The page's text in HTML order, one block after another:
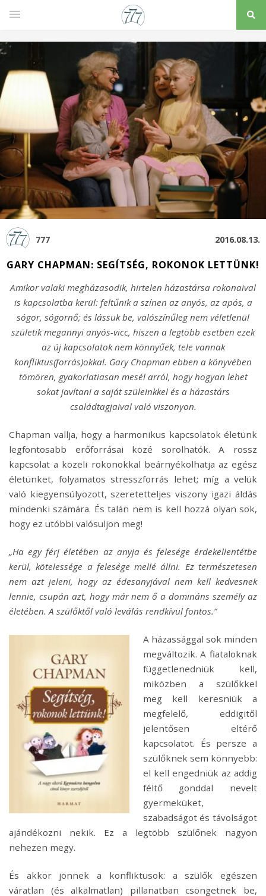
777 2016.08.13.
GARY CHAPMAN: SEGÍTSÉG, ROKONOK LETTÜNK!
Amikor valaki megházasodik, hirtelen házastársa rokonaival
is kapcsolatba kerül: feltűnik a színen az anyós, az após, a
sógor, sógornő; és lássuk be, valószínűleg nem véletlenül
születik megannyi anyós-vicc, hiszen a legtöbb esetben ezek
az új kapcsolatok nem könnyűek, tele vannak
konfliktus(forrás)okkal. Gary Chapman ebben a könyvében
tömören, gyakorlatiasan mesél arról, hogy hogyan lehet
sokat javítani a saját szüleinkkel és a házastárs
családtagjaival való viszonyon.
Chapman vallja, hogy a harmonikus kapcsolatok életünk
legfontosabb erőforrásai közé sorolhatók. A rossz
kapcsolat a közeli rokonokkal beárnyékolhatja az egész
életünket, folyamatos stresszforrás lehet; míg a velük
való kiegyensúlyozott, szeretetteljes viszony igazi áldás
mindenki számára. És talán nem is kell hozzá olyan sok,
hogy ez utóbbi valósuljon meg!
„Ha egy férj életében az anyja és felesége érdekellentétbe
kerül, kötelessége a felesége mellé állni. Ez természetesen
nem azt jeleni, hogy az édesanyjával nem kell kedvesnek
lennie, csupán azt, hogy már nem ő a domináns személy az
életében. A szülőktől való leválás rendkívül fontos.”
A házassággal sok minden
megváltozik. A fiataloknak
függetlenedniük kell,
miközben a szülőkkel
meg kell keresniük a
megfelelő, eddigitől
jelentősen eltérő
kapcsolatot. És persze a
szülőknek sem könnyebb:
el kell engedniük az addig
féltő gonddal nevelt
gyermeküket,
szabadságot és távolságot
ajándékozni nekik. Ez a legtöbb szülőnek nagyon
nehezen megy.
És akkor jönnek a konfliktusok: a szülők egészen
váratlan (és alkalmatlan) pillanatban csöngetnek be,